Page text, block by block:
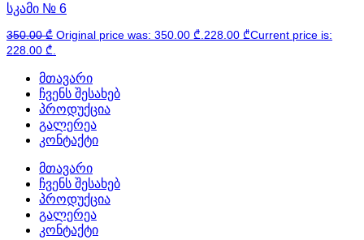
სკამი № 6
350.00₾ Original price was: 350.00 ₾.228.00 ₾Current price is:
228.00 ₾.
მთავარი
ჩვენს შესახებ
პროდუქცია
გალერეა
კონტაქტი
მთავარი
ჩვენს შესახებ
პროდუქცია
გალერეა
კონტაქტი